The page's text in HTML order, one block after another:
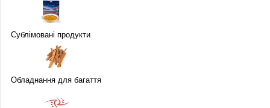
Сублімовані продукти
Обладнання для багаття